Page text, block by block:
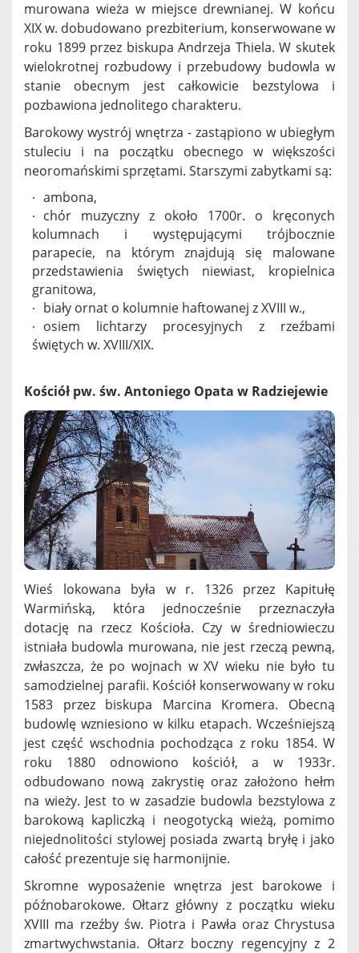
murowana wieża w miejsce drewnianej. W końcu
XIX w. dobudowano prezbiterium, konserwowane w
roku 1899 przez biskupa Andrzeja Thiela. W skutek
wielokrotnej rozbudowy i przebudowy budowla w
stanie obecnym jest całkowicie bezstylowa i
pozbawiona jednolitego charakteru.
Barokowy wystrój wnętrza - zastąpiono w ubiegłym
stuleciu i na początku obecnego w większości
neoromańskimi sprzętami. Starszymi zabytkami są:
ambona,
chór muzyczny z około 1700r. o kręconych
kolumnach i występującymi trójbocznie
parapecie, na którym znajdują się malowane
przedstawienia świętych niewiast, kropielnica
granitowa,
biały ornat o kolumnie haftowanej z XVIII w.,
osiem lichtarzy procesyjnych z rzeźbami
świętych w. XVIII/XIX.
Kościół pw. św. Antoniego Opata w Radziejewie
Wieś lokowana była w r. 1326 przez Kapitułę
Warmińską, która jednocześnie przeznaczyła
dotację na rzecz Kościoła. Czy w średniowieczu
istniała budowla murowana, nie jest rzeczą pewną,
zwłaszcza, że po wojnach w XV wieku nie było tu
samodzielnej parafii. Kościół konserwowany w roku
1583 przez biskupa Marcina Kromera. Obecną
budowlę wzniesiono w kilku etapach. Wcześniejszą
jest część wschodnia pochodząca z roku 1854. W
roku 1880 odnowiono kościół, a w 1933r.
odbudowano nową zakrystię oraz założono hełm
na wieży. Jest to w zasadzie budowla bezstylowa z
barokową kapliczką i neogotycką wieżą, pomimo
niejednolitości stylowej posiada zwartą bryłę i jako
całość prezentuje się harmonijnie.
Skromne wyposażenie wnętrza jest barokowe i
późnobarokowe. Ołtarz główny z początku wieku
XVIII ma rzeźby św. Piotra i Pawła oraz Chrystusa
zmartwychwstania. Ołtarz boczny regencyjny z 2